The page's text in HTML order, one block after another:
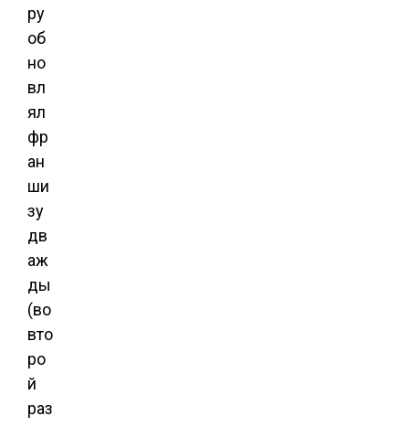
ру
об
но
вл
ял
фр
ан
ши
зу
дв
аж
ды
(во
вто
ро
й
раз